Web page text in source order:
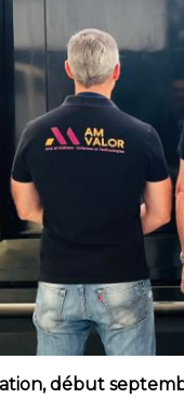
début